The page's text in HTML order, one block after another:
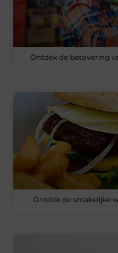
Ontdek de betovering
Ontdek de smakelijke